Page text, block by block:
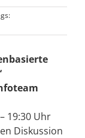
19:30 Uhr
Diskussion